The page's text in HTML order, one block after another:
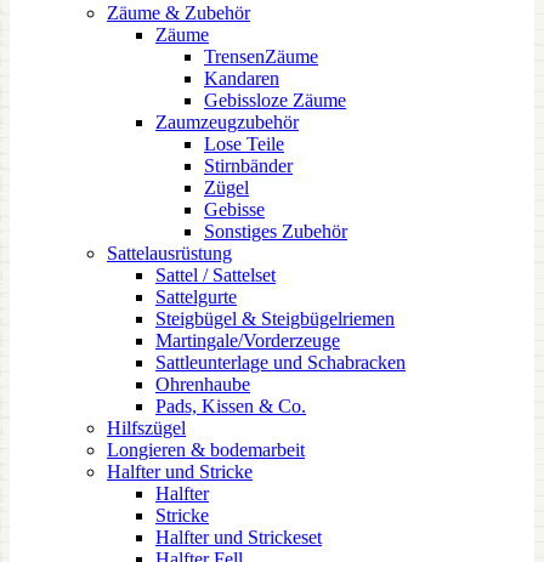
Zäume & Zubehör
Zäume
TrensenZäume
Kandaren
Gebissloze Zäume
Zaumzeugzubehör
Lose Teile
Stirnbänder
Zügel
Gebisse
Sonstiges Zubehör
Sattelausrüstung
Sattel / Sattelset
Sattelgurte
Steigbügel & Steigbügelriemen
Martingale/Vorderzeuge
Sattleunterlage und Schabracken
Ohrenhaube
Pads, Kissen & Co.
Hilfszügel
Longieren & bodemarbeit
Halfter und Stricke
Halfter
Stricke
Halfter und Strickeset